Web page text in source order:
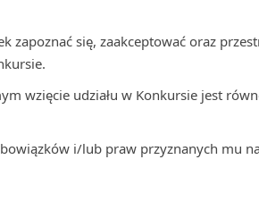
zapoznać się, zaakceptować oraz
wzięcie udziału w Konkursie jest
i/lub praw przyznanych mu